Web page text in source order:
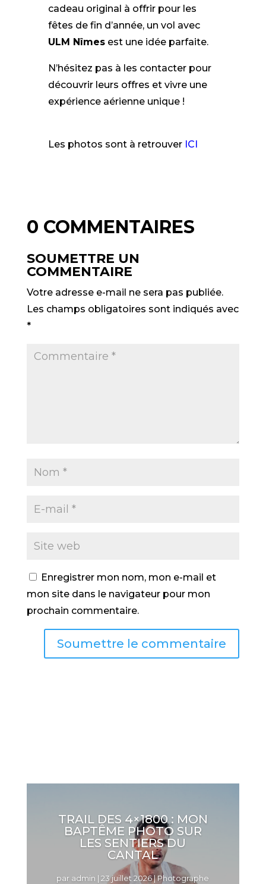
cadeau original à offrir pour les
fêtes de fin d’année, un vol avec
ULM Nîmesest une idée parfaite.
N’hésitez pas à les contacter pour
découvrir leurs offres et vivre une
expérience aérienne unique !
Les photos sont à retrouver ICI
0 COMMENTAIRES
SOUMETTRE UN
COMMENTAIRE
Votre adresse e-mail ne sera pas publiée.
Les champs obligatoires sont indiqués avec
*
Enregistrer mon nom, mon e-mail et
mon site dans le navigateur pour mon
prochain commentaire.
Soumettre le commentaire
TRAIL DES 4×1800 : MON
BAPTÊME PHOTO SUR
LES SENTIERS DU
CANTAL
par admin |23 juillet 2026|Photographe